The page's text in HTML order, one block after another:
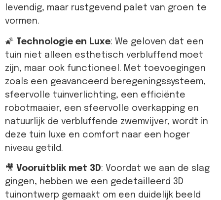
levendig, maar rustgevend palet van groen te
vormen.
🌠 Technologie en Luxe: We geloven dat een
tuin niet alleen esthetisch verbluffend moet
zijn, maar ook functioneel. Met toevoegingen
zoals een geavanceerd beregeningssysteem,
sfeervolle tuinverlichting, een efficiënte
robotmaaier, een sfeervolle overkapping en
natuurlijk de verbluffende zwemvijver, wordt in
deze tuin luxe en comfort naar een hoger
niveau getild.
🎥 Vooruitblik met 3D: Voordat we aan de slag
gingen, hebben we een gedetailleerd 3D
tuinontwerp gemaakt om een duidelijk beeld